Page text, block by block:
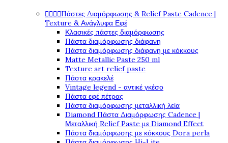
Πάστες Διαμόρφωσης & Relief Paste Cadence |
Texture & Ανάγλυφα Εφέ
Κλασικές πάστες διαμόρφωσης
Πάστα διαμόρφωσης διάφανη
Πάστα διαμόρφωσης διάφανη με κόκκους
Matte Metallic Paste 250 ml
Texture art relief paste
Πάστα κρακελέ
Vintage legend - αντικέ γκέσο
Πάστα εφέ πέτρας
Πάστα διαμόρφωσης μεταλλική λεία
Diamond Πάστα Διαμόρφωσης Cadence |
Μεταλλική Relief Paste με Diamond Effect
Πάστα διαμόρφωσης με κόκκους Dora perla